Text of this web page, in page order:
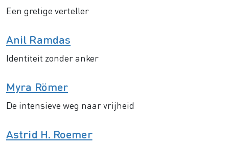
Een gretige verteller
Anil Ramdas
Identiteit zonder anker
Myra Römer
De intensieve weg naar vrijheid
Astrid H. Roemer